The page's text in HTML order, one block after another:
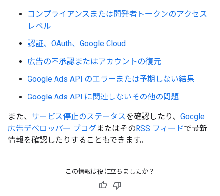
コンプライアンスまたは開発者トークンのアクセス
レベル
認証、OAuth、Google Cloud
広告の不承認またはアカウントの復元
Google Ads API のエラーまたは予期しない結果
Google Ads API に関連しないその他の問題
また、 サービス停止のステータスを確認したり、 Google
広告デベロッパー ブログまたはそのRSS フィードで最新
情報を確認したりすることもできます。
この情報は役に立ちましたか？